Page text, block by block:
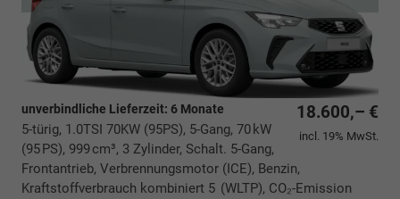
18.600,– €
incl. 19% MwSt.
unverbindliche Lieferzeit: 6 Monate
5-türig, 1.0TSI 70KW (95PS), 5-Gang, 70 kW
(95 PS), 999 cm³, 3 Zylinder, Schalt. 5-Gang,
Frontantrieb, Verbrennungsmotor (ICE), Benzin,
Kraftstoffverbrauch kombiniert 5 (WLTP), CO₂-Emission